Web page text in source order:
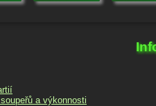
a výkonnosti